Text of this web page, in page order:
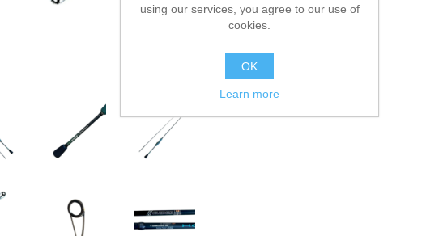
using our services, you agree to our use of
cookies.
OK
Learn more